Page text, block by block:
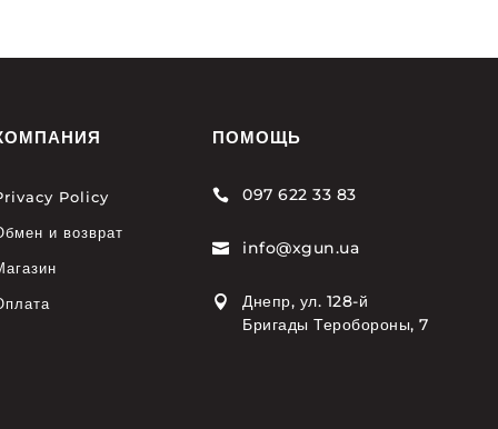
Policy
и возврат
ПОМОЩЬ
 097 622 33 83
 info@xgun.ua

Днепр, ул. 128-й
Бригады Теробороны, 7